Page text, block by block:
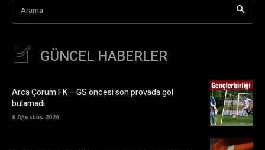
Arama
GÜNCEL HABERLER
Arca Çorum FK – GS öncesi son provada gol
bulamadı
6 Ağustos 2026